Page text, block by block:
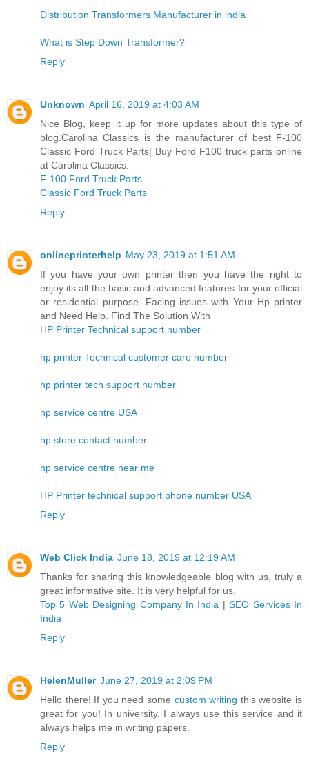
Distribution Transformers Manufacturer in india
What is Step Down Transformer?
Reply
Unknown April 16, 2019 at 4:03 AM
Nice Blog, keep it up for more updates about this type of
blog.Carolina Classics is the manufacturer of best F-100
Classic Ford Truck Parts| Buy Ford F100 truck parts online
at Carolina Classics.
F-100 Ford Truck Parts
Classic Ford Truck Parts
Reply
onlineprinterhelp May 23, 2019 at 1:51 AM
If you have your own printer then you have the right to
enjoy its all the basic and advanced features for your official
or residential purpose. Facing issues with Your Hp printer
and Need Help. Find The Solution With
HP Printer Technical support number
hp printer Technical customer care number
hp printer tech support number
hp service centre USA
hp store contact number
hp service centre near me
HP Printer technical support phone number USA
Reply
Web Click India June 18, 2019 at 12:19 AM
Thanks for sharing this knowledgeable blog with us, truly a
great informative site. It is very helpful for us.
Top 5 Web Designing Company In India |SEO Services In
India
Reply
HelenMuller June 27, 2019 at 2:09 PM
Hello there! If you need some custom writing this website is
great for you! In university, I always use this service and it
always helps me in writing papers.
Reply